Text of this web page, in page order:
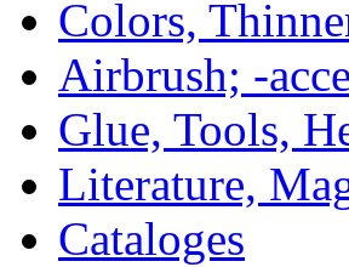
Colors,
Airbrush; -
Glue, Tools,
Literature,
Cataloges